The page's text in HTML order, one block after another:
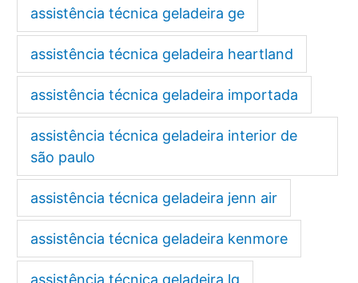
assistência técnica geladeira ge
assistência técnica geladeira heartland
assistência técnica geladeira importada
assistência técnica geladeira interior de
são paulo
assistência técnica geladeira jenn air
assistência técnica geladeira kenmore
assistência técnica geladeira lg